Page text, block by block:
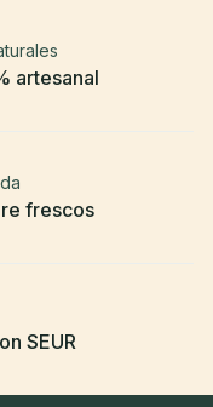
artesanal
frescos
SEUR